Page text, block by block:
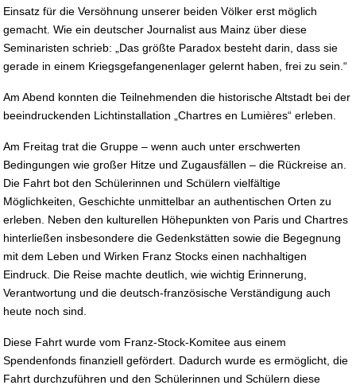
Einsatz für die Versöhnung unserer beiden Völker erst möglich
gemacht. Wie ein deutscher Journalist aus Mainz über diese
Seminaristen schrieb: „Das größte Paradox besteht darin, dass sie
gerade in einem Kriegsgefangenenlager gelernt haben, frei zu sein.“
Am Abend konnten die Teilnehmenden die historische Altstadt bei der
beeindruckenden Lichtinstallation „Chartres en Lumières“ erleben.
Am Freitag trat die Gruppe – wenn auch unter erschwerten
Bedingungen wie großer Hitze und Zugausfällen – die Rückreise an.
Die Fahrt bot den Schülerinnen und Schülern vielfältige
Möglichkeiten, Geschichte unmittelbar an authentischen Orten zu
erleben. Neben den kulturellen Höhepunkten von Paris und Chartres
hinterließen insbesondere die Gedenkstätten sowie die Begegnung
mit dem Leben und Wirken Franz Stocks einen nachhaltigen
Eindruck. Die Reise machte deutlich, wie wichtig Erinnerung,
Verantwortung und die deutsch-französische Verständigung auch
heute noch sind.
Diese Fahrt wurde vom Franz-Stock-Komitee aus einem
Spendenfonds finanziell gefördert. Dadurch wurde es ermöglicht, die
Fahrt durchzuführen und den Schülerinnen und Schülern diese